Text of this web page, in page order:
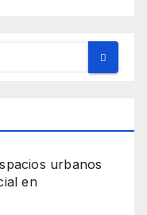
urbanos
en